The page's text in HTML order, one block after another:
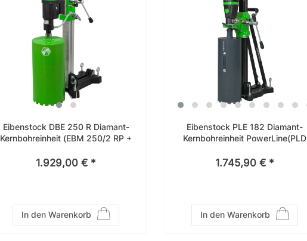
Eibenstock DBE 250 R Diamant-
Kernbohreinheit (EBM 250/2 RP +
1.929,00 € *
In den Warenkorb
Eibenstock PLE 182 Diamant-
Kernbohreinheit PowerLine(PLD
Aufnahmeadapter) – 0343S000
1.745,90 € *
In den Warenkorb